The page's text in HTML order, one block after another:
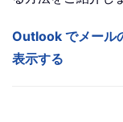
Outlook でメール
表示する